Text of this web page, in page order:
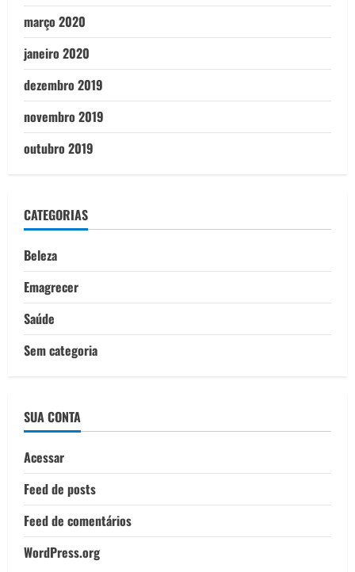
março 2020
janeiro 2020
dezembro 2019
novembro 2019
outubro 2019
CATEGORIAS
Beleza
Emagrecer
Saúde
Sem categoria
SUA CONTA
Acessar
Feed de posts
Feed de comentários
WordPress.org